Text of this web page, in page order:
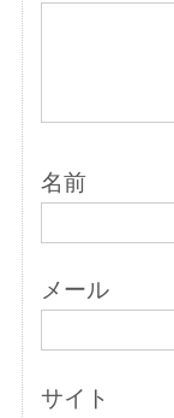
名前
メール
サイト